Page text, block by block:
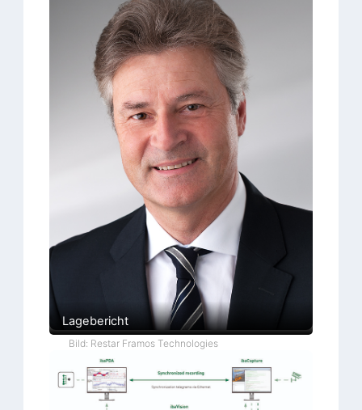
Lagebericht
Bild: Restar Framos Technologies